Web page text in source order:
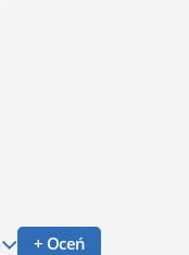
+ Oceń